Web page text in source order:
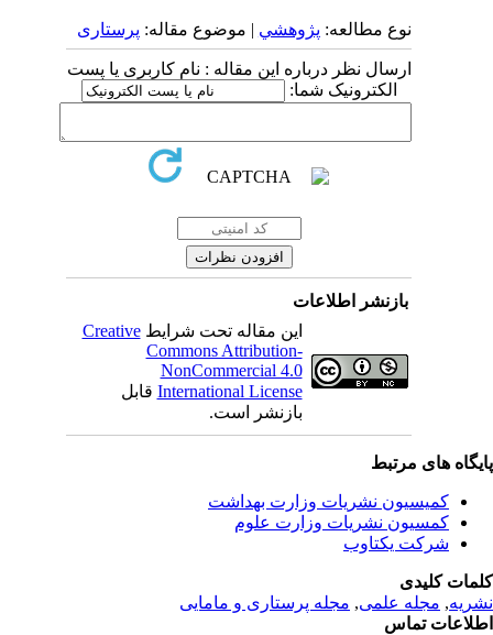
نوع مطالعه:پژوهشي| موضوع مقاله:پرستاری
ارسال نظر درباره این مقاله : نام کاربری یا پست
الکترونیک شما:
بازنشر اطلاعات
این مقاله تحت شرایطCreative
Commons Attribution-
NonCommercial 4.0
International Licenseقابل
بازنشر است.
های مرتبط
کمیسیون نشریات وزارت بهداشت
کمسیون نشریات وزارت علوم
شرکت یکتاوب
کلیدی
,مجله علمی, مجله پرستاری و مامایی
تماس